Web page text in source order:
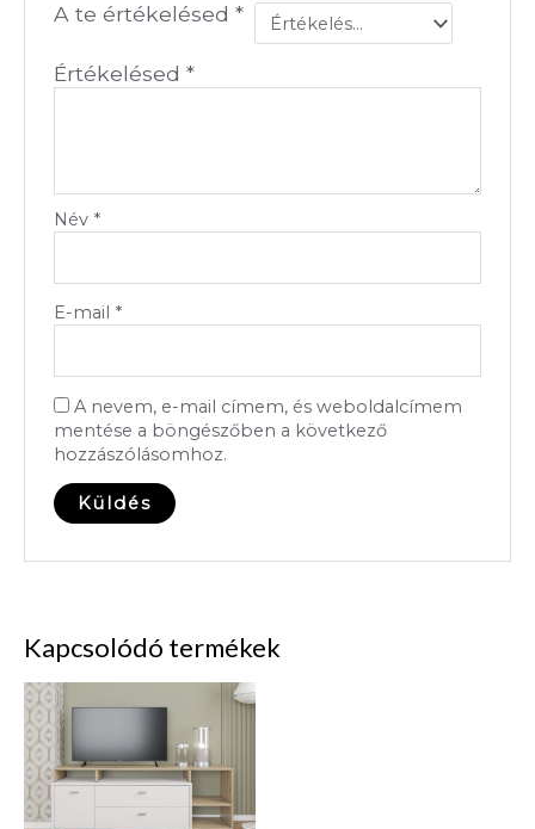
A te értékelésed*
Értékelésed*
Név *
E-mail *
A nevem, e-mail címem, és weboldalcímem
mentése a böngészőben a következő
hozzászólásomhoz.
Kapcsolódó termékek